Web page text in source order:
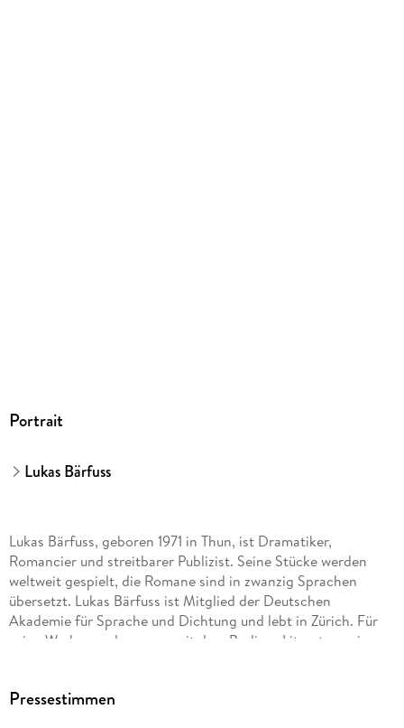
Portrait
Lukas Bärfuss
Lukas Bärfuss, geboren 1971 in Thun, ist Dramatiker,
Romancier und streitbarer Publizist. Seine Stücke werden
weltweit gespielt, die Romane sind in zwanzig Sprachen
übersetzt. Lukas Bärfuss ist Mitglied der Deutschen
Akademie für Sprache und Dichtung und lebt in Zürich. Für
seine Werke wurde er u. a. mit dem Berliner Literaturpreis,
Pressestimmen